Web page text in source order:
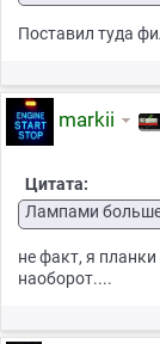
Поставил туда
markii
Цитата:
Лампами
не факт, я
наоборот....